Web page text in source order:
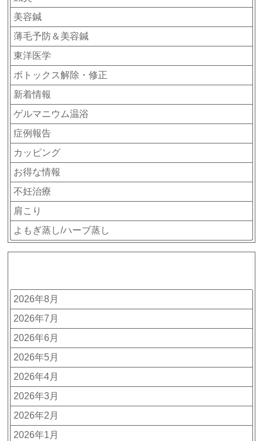
美容鍼
薄毛予防＆美容鍼
東洋医学
ボトックス解除・修正
新着情報
ゲルマニウム温浴
症例報告
カッピング
お得な情報
不妊治療
肩こり
よもぎ蒸し/ハーブ蒸し
2026年8月
2026年7月
2026年6月
2026年5月
2026年4月
2026年3月
2026年2月
2026年1月